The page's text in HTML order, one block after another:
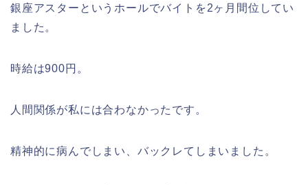
銀座アスターというホールでバイトを2ヶ月間位してい
ました。
時給は900円。
人間関係が私には合わなかったです。
精神的に病んでしまい、バックレてしまいました。